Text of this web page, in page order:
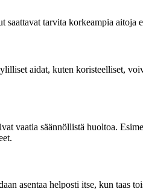
tarvita korkeampia
aidat, kuten koristeelliset,
vaatia säännöllistä huoltoa.
asentaa helposti itse, kun taas